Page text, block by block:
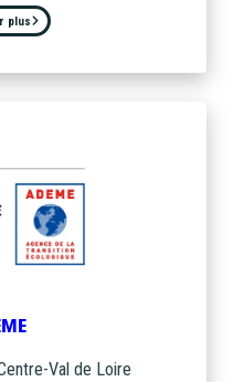
plus
Val de Loire